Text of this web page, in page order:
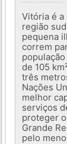
Vitória é a
região
pequena
correm
de 105
três
Nações
melhor
serviços
proteger
Grande
pelo